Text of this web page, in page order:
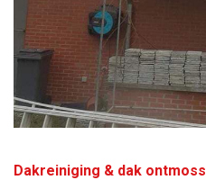
Dakreiniging & dak